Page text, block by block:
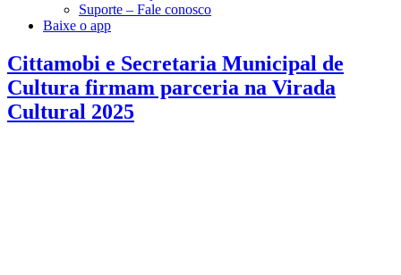
Suporte – Fale conosco
Baixe o app
Cittamobi e Secretaria Municipal de
Cultura firmam parceria na Virada
Cultural 2025